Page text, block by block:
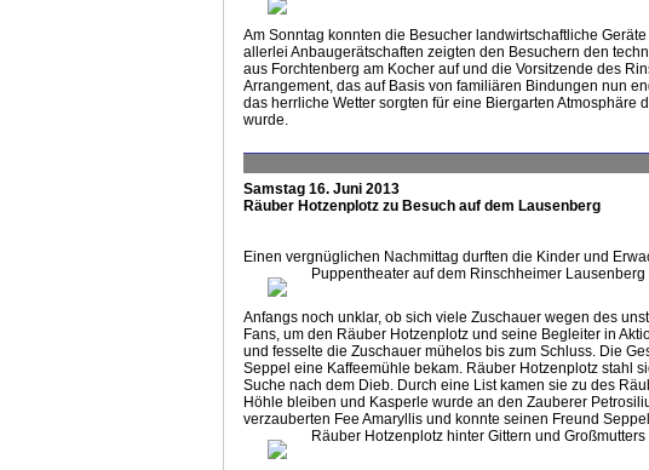
Am Sonntag konnten die Besucher landwirtschaftliche
allerlei Anbaugerätschaften zeigten den Besuchern den
aus Forchtenberg am Kocher auf und die Vorsitzende des
Arrangement, das auf Basis von familiären Bindungen nun
das herrliche Wetter sorgten für eine Biergarten Atmosphäre
wurde.
Samstag 16. Juni 2013
Räuber Hotzenplotz zu Besuch auf dem Lausenberg
Einen vergnüglichen Nachmittag durften die Kinder und
Puppentheater auf dem Rinschheimer
Anfangs noch unklar, ob sich viele Zuschauer wegen des
Fans, um den Räuber Hotzenplotz und seine Begleiter in
und fesselte die Zuschauer mühelos bis zum Schluss. Die
Seppel eine Kaffeemühle bekam. Räuber Hotzenplotz stahl
Suche nach dem Dieb. Durch eine List kamen sie zu des
Höhle bleiben und Kasperle wurde an den Zauberer
verzauberten Fee Amaryllis und konnte seinen Freund
Räuber Hotzenplotz hinter Gittern und